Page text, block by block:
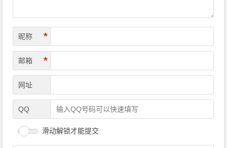
昵称 *
邮箱 *
网址
QQ
滑动解锁才能提交